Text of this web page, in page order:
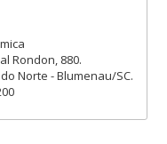
Rondon, 880.
Norte - Blumenau/SC.